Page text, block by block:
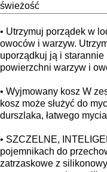
świeżość
• Utrzymuj porządek w
owoców i warzyw.
uporządkuj ją i starannie
powierzchni warzyw i
• Wyjmowany kosz W
kosz może służyć do
durszlaka, łatwego
• SZCZELNE,
pojemnikach do
zatrzaskowe z